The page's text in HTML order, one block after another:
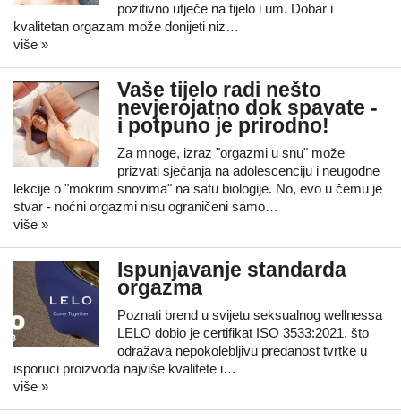
pozitivno utječe na tijelo i um. Dobar i
kvalitetan orgazam može donijeti niz…
više »
Vaše tijelo radi nešto
nevjerojatno dok spavate -
i potpuno je prirodno!
Za mnoge, izraz "orgazmi u snu" može
prizvati sjećanja na adolescenciju i neugodne
lekcije o "mokrim snovima" na satu biologije. No, evo u čemu je
stvar - noćni orgazmi nisu ograničeni samo…
više »
Ispunjavanje standarda
orgazma
Poznati brend u svijetu seksualnog wellnessa
LELO dobio je certifikat ISO 3533:2021, što
odražava nepokolebljivu predanost tvrtke u
isporuci proizvoda najviše kvalitete i…
više »